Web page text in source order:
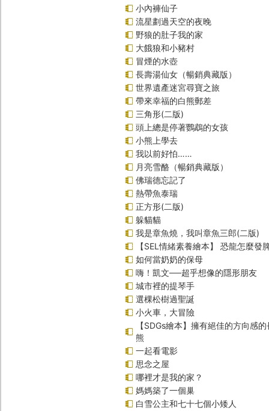
小內褲仙子
流星劃過天空的夜晚
野狼的肚子我的家
大餓狼和小豬村
冒煙的水壺
長壽湯仙女（暢銷典藏版）
世界遺產迷宮尋寶之旅
帶來幸福的白熊郵差
三角形(二版)
頭上總是停著鸚鵡的女孩
小熊上學去
我以前好怕……
月亮雪酪（暢銷典藏版）
佛瑞德忘記了
熱帶魚泰瑞
正方形(二版)
躲貓貓
我是章魚燒，我叫章魚三郎(二版)
【SEL情緒素養繪本】 恐龍怎麼發
如何當奶奶的保母
嗨！凱文──超乎想像的隱形朋友
城市裡的提琴手
選棵松樹過聖誕
小火車，大冒險
【SDGs繪本】擁有絕佳的方向感
熊
一起看電影
思念之屋
哪裡才是我的家？
媽媽築了一個巢
白雪公主和七十七個小矮人